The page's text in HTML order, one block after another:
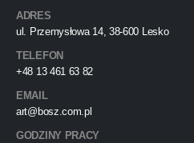
ADRES
ul. Przemysłowa 14, 38-600 Lesko
TELEFON
+48 13 461 63 82
EMAIL
art@bosz.com.pl
GODZINY PRACY